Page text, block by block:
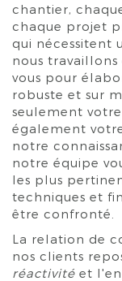
chantier,
chaque projet
qui nécessitent
nous
vous pour
robuste et sur
seulement
également
notre
notre équipe
les plus
techniques et
être confronté.
La relation de
nos clients
réactivité et